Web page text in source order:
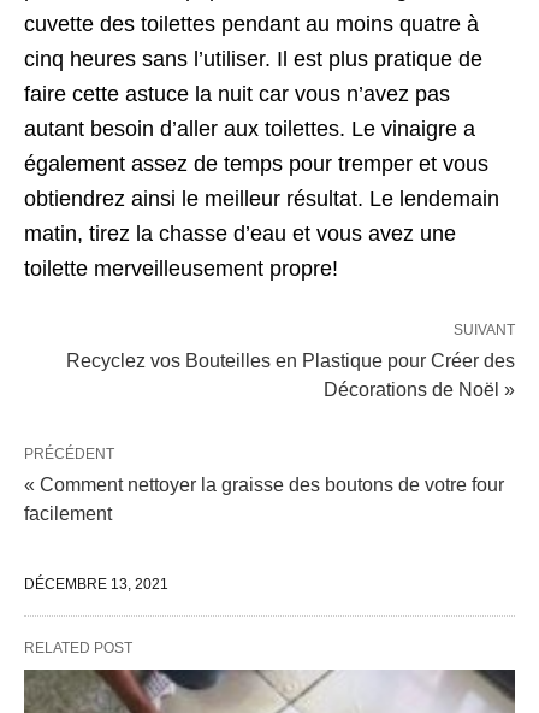
cuvette des toilettes pendant au moins quatre à
cinq heures sans l’utiliser. Il est plus pratique de
faire cette astuce la nuit car vous n’avez pas
autant besoin d’aller aux toilettes. Le vinaigre a
également assez de temps pour tremper et vous
obtiendrez ainsi le meilleur résultat. Le lendemain
matin, tirez la chasse d’eau et vous avez une
toilette merveilleusement propre!
SUIVANT
Recyclez vos Bouteilles en Plastique pour Créer des
Décorations de Noël »
PRÉCÉDENT
« Comment nettoyer la graisse des boutons de votre four
facilement
DÉCEMBRE 13, 2021
RELATED POST